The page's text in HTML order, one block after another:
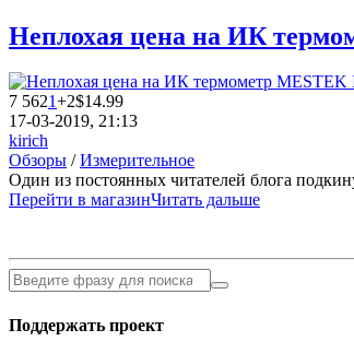
Неплохая цена на ИК
7 5621+2$14.99
17-03-2019, 21:13
kirich
Обзоры /Измерительное
Один из постоянных читателей блога
Перейти в магазинЧитать дальше
Поддержать проект